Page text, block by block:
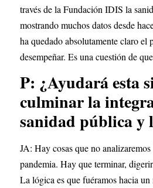
través de la Fundación IDIS la
mostrando muchos datos desde
ha quedado absolutamente claro el
desempeñar. Es una cuestión de
P: ¿Ayudará esta
culminar la
sanidad pública y
JA: Hay cosas que no analizaremos
pandemia. Hay que terminar,
La lógica es que fuéramos hacia